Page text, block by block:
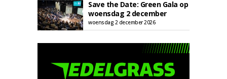
Save the Date: Green Gala op
woensdag 2 december
woensdag 2 december 2026